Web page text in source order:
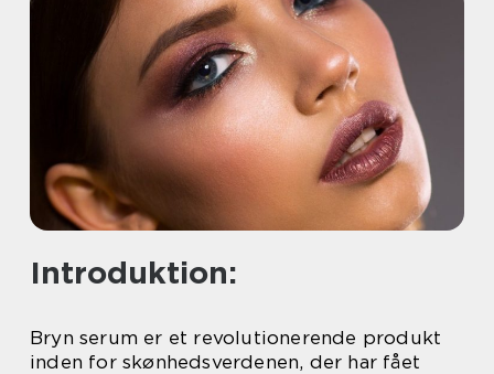
Introduktion:
Bryn serum er et revolutionerende produkt
inden for skønhedsverdenen, der har fået